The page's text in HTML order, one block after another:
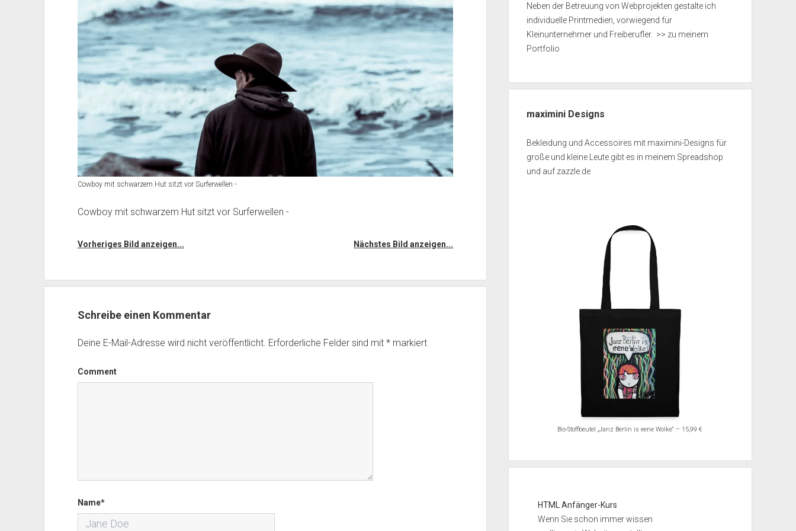
Cowboy mit schwarzem Hut sitzt vor Surferwellen -
Cowboy mit schwarzem Hut sitzt vor Surferwellen -
Vorheriges Bild anzeigen... Nächstes Bild anzeigen...
Schreibe einen Kommentar
Deine E-Mail-Adresse wird nicht veröffentlicht. Erforderliche Felder sind mit *markiert
Comment
Name*
Neben der Betreuung von Webprojekten gestalte ich
individuelle Printmedien, vorwiegend für
Kleinunternehmer und Freiberufler. >> zu meinem
Portfolio
maximini Designs
Bekleidung und Accessoires mit maximini-Designs für
große und kleine Leute gibt es in meinem Spreadshop
und auf zazzle.de
Bio-Stoffbeutel „Janz Berlin is eene Wolke“ – 15,99 €
HTML Anfänger-Kurs
Wenn Sie schon immer wissen